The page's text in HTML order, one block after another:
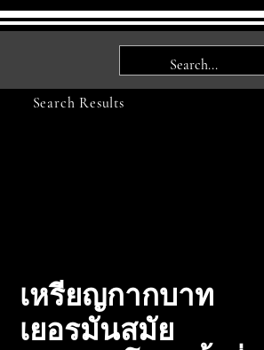
Search Results
เหรียญกากบาท
เยอรมันสมัย